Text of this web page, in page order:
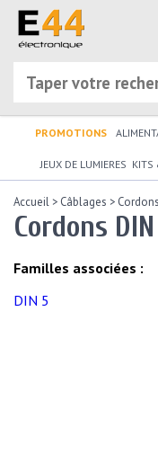
PROMOTIONS
JEUX DE LUMIERES KITS
Accueil > Câblages > Cordons
Cordons
Familles associées :
DIN 5